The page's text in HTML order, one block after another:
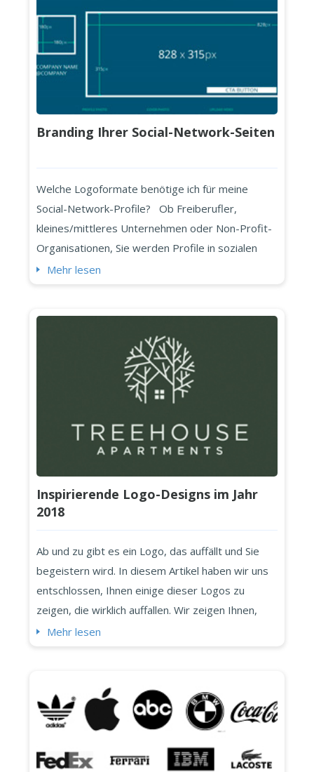
Branding Ihrer Social-Network-Seiten
Welche Logoformate benötige ich für meine
Social-Network-Profile? Ob Freiberufler,
kleines/mittleres Unternehmen oder Non-Profit-
Organisationen, Sie werden Profile in sozialen
Netzwerken (Facebook, LinkedIn, Instagram,
über die Anforderungen an das Ima...
Mehr lesen
Inspirierende Logo-Designs im Jahr
2018
Ab und zu gibt es ein Logo, das auffällt und Sie
begeistern wird. In diesem Artikel haben wir uns
entschlossen, Ihnen einige dieser Logos zu
zeigen, die wirklich auffallen. Wir zeigen Ihnen,
warum und wie diese Logos sehr originell sind
eigene Ideen zu entwickeln. Sie werden sehen,
dass es einige wiederkehrende Tricks gibt, die...
Mehr lesen